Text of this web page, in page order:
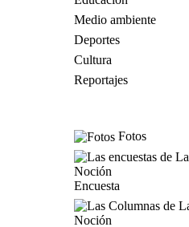
Medio ambiente
Deportes
Cultura
Reportajes
Fotos
Encuesta